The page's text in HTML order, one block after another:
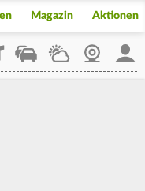
Magazin Aktionen
StaupilotWetterWebcam